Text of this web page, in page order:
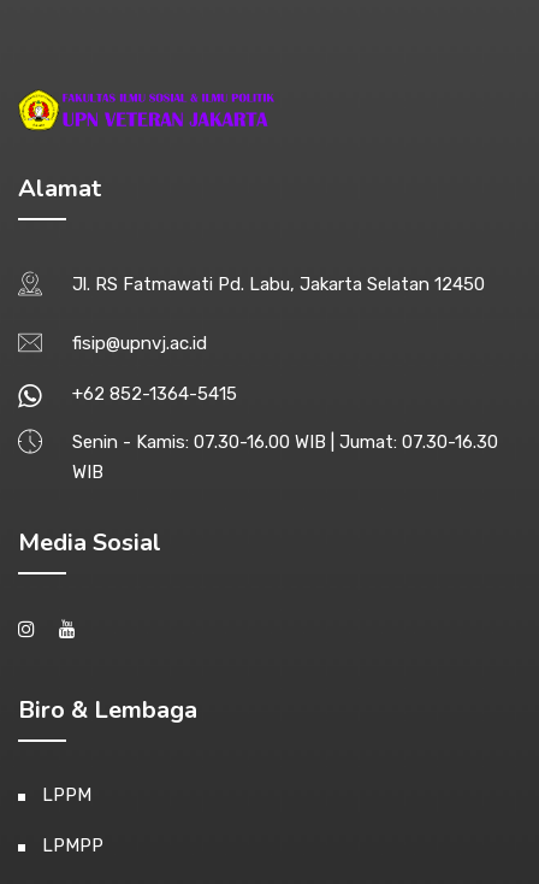
Alamat
Jl. RS Fatmawati Pd. Labu, Jakarta Selatan 12450
fisip@upnvj.ac.id
+62 852-1364-5415
Senin - Kamis: 07.30-16.00 WIB | Jumat: 07.30-16.30
WIB
Media Sosial
Biro & Lembaga
LPPM
LPMPP